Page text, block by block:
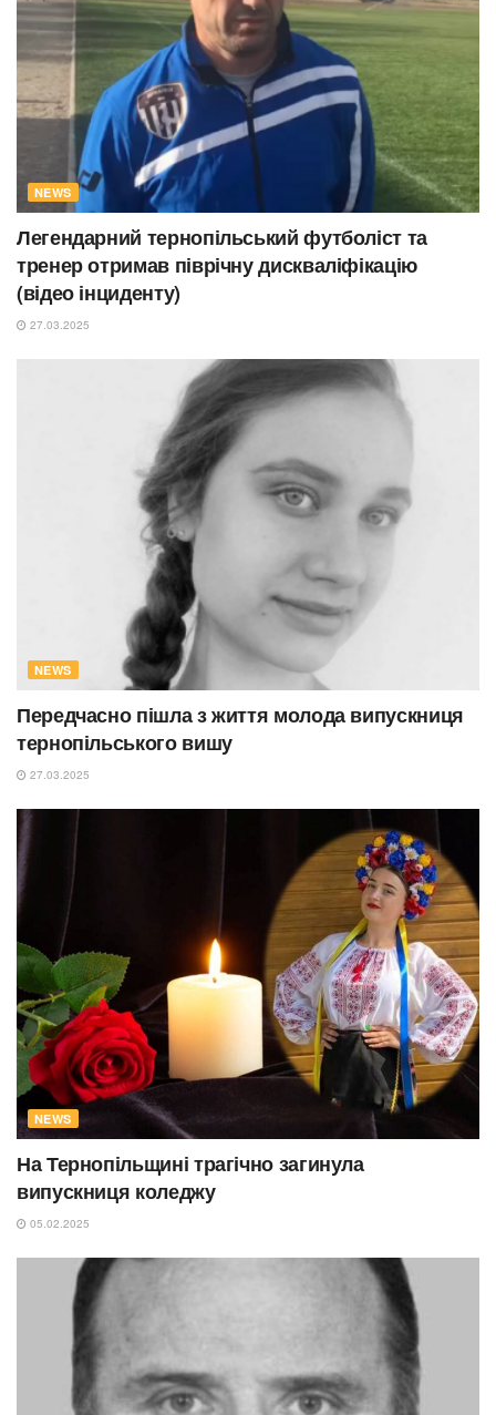
NEWS
Легендарний тернопільський футболіст та
тренер отримав піврічну дискваліфікацію
(відео інциденту)
27.03.2025
NEWS
Передчасно пішла з життя молода випускниця
тернопільського вишу
27.03.2025
NEWS
На Тернопільщині трагічно загинула
випускниця коледжу
05.02.2025